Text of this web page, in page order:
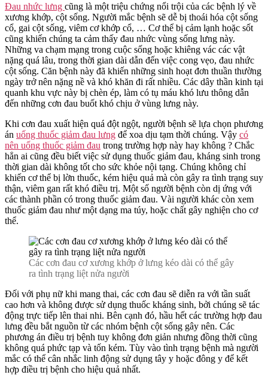
Đau nhức lưng cũng là một triệu chứng nổi trội của các bệnh lý về
xương khớp, cột sống. Người mắc bệnh sẽ dễ bị thoái hóa cột sống
cổ, gai cột sống, viêm cơ khớp cổ, … Cơ thể bị cảm lạnh hoặc sốt
cũng khiến chúng ta cảm thấy đau nhức vùng sống lưng này.
Những va chạm mạng trong cuộc sống hoặc khiêng vác các vật
nặng quá lâu, trong thời gian dài dẫn đến việc cong vẹo, đau nhức
cột sống. Căn bệnh này đã khiến những sinh hoạt đơn thuần thường
ngày trở nên nặng nề và khó khăn đi rất nhiều. Các dây thần kinh tại
quanh khu vực này bị chèn ép, làm có tụ máu khó lưu thông dẫn
đến những cơn đau buốt khó chịu ở vùng lưng này.
Khi cơn đau xuất hiện quá đột ngột, người bệnh sẽ lựa chọn phương
án uống thuốc giảm đau lưng để xoa dịu tạm thời chúng. Vậy có
nên uống thuốc giảm đau trong trường hợp này hay không ? Chắc
hẳn ai cũng đều biết việc sử dụng thuốc giảm đau, kháng sinh trong
thời gian dài không tốt cho sức khỏe nội tạng. Chúng không chỉ
khiến cơ thể bị lờn thuốc, kém hiệu quả mà còn gây ra tình trạng suy
thận, viêm gan rất khó điều trị. Một số người bệnh còn dị ứng với
các thành phần có trong thuốc giảm đau. Vài người khác còn xem
thuốc giảm đau như một dạng ma túy, hoặc chất gây nghiện cho cơ
thể.
Các cơn đau cơ xương khớp ở lưng kéo dài có thể gây
ra tình trạng liệt nửa người
Đối với phụ nữ khi mang thai, các cơn đau sẽ diễn ra với tần suất
cao hơn và không được sử dụng thuốc kháng sinh, bởi chúng sẽ tác
động trực tiếp lên thai nhi. Bên cạnh đó, hầu hết các trường hợp đau
lưng đều bắt nguồn từ các nhóm bệnh cột sống gây nên. Các
phương án điều trị bệnh tuy không đơn giản nhưng đồng thời cũng
không quá phức tạp và tốn kém. Tùy vào tình trạng bệnh mà người
mắc có thể cân nhắc linh động sử dụng tây y hoặc đông y để kết
hợp điều trị bệnh cho hiệu quả nhất.